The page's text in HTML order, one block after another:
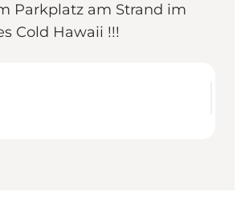
Parkplatz am Strand im
Cold Hawaii !!!